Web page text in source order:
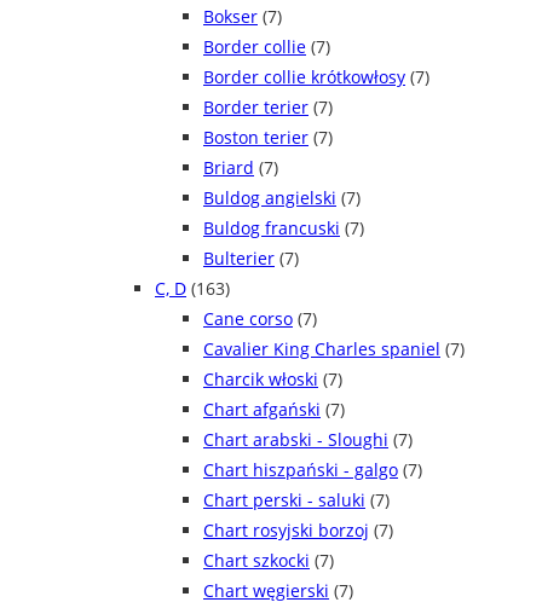
Bokser (7)
Border collie (7)
Border collie krótkowłosy (7)
Border terier (7)
Boston terier (7)
Briard (7)
Buldog angielski (7)
Buldog francuski (7)
Bulterier (7)
C, D (163)
Cane corso (7)
Cavalier King Charles spaniel (7)
Charcik włoski (7)
Chart afgański (7)
Chart arabski - Sloughi (7)
Chart hiszpański - galgo (7)
Chart perski - saluki (7)
Chart rosyjski borzoj (7)
Chart szkocki (7)
Chart węgierski (7)